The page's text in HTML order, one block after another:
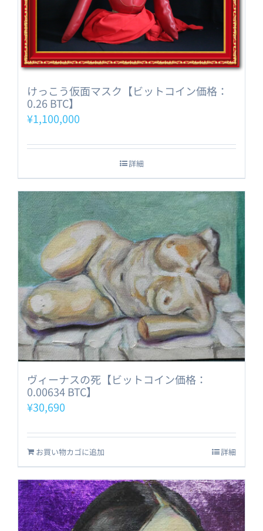
けっこう仮面マスク【ビットコイン価格：
0.26 BTC】
¥1,100,000
詳細
ヴィーナスの死【ビットコイン価格：
0.00634 BTC】
¥30,690
お買い物カゴに追加 詳細